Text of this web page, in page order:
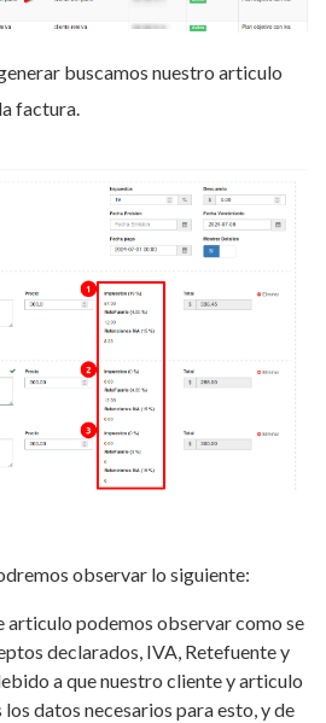
buscamos nuestro articulo
factura.
observar lo siguiente:
articulo podemos observar como se
declarados, IVA, Retefuente y
a que nuestro cliente y articulo
datos necesarios para esto, y de